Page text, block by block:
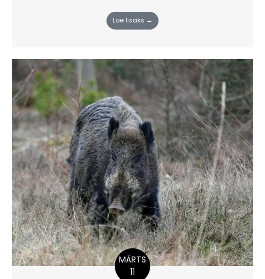
Loe lisaks →
MÄRTS
11